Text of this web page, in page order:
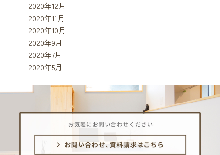
2020年12月
2020年11月
2020年10月
2020年9月
2020年7月
2020年5月